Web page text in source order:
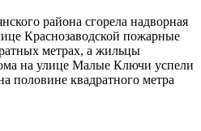
района сгорела надворная
Краснозаводской пожарные
метрах, а жильцы
на улице Малые Ключи успели
половине квадратного метра